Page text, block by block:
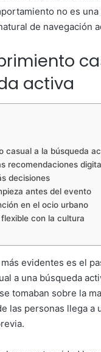
no es
de navegación
activa
casual a la búsqueda
recomendaciones
decisiones
antes del evento
en el ocio urbano
con la cultura
evidentes es el
a una búsqueda
tomaban sobre la
las personas llega a